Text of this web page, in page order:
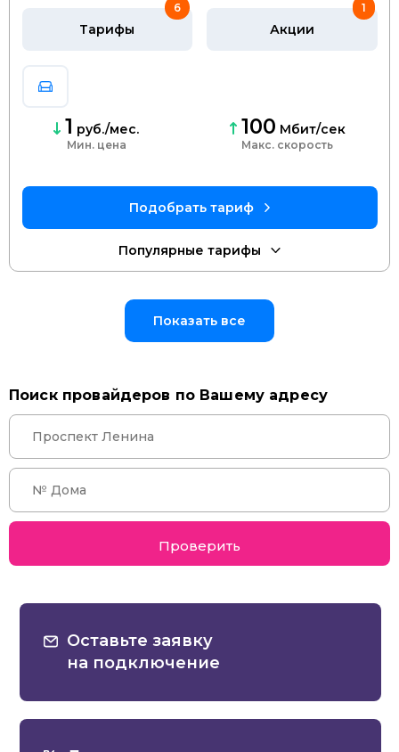
Тарифы
6
Акции
1
1 руб./мес.
Мин. цена
100 Мбит/сек
скорость
Показать все
Поиск провайдеров по Вашему адресу
Проверить
Оставьте заявку
на подключение